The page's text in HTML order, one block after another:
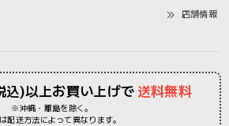
店舗情報
込)以上お買い上げで 送料無料
※沖縄・離島を除く。
配送方法によって異なります。